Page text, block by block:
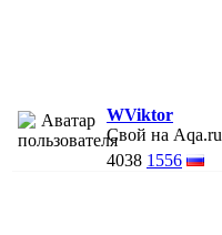
WViktor
Свой на Aqa.ru
4038 1556